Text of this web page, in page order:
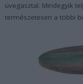
üvegasztal. Mindegyik
természetesen a többi